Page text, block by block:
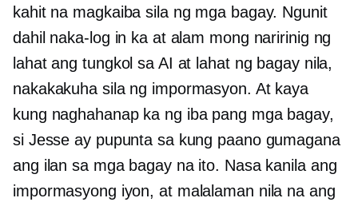
kahit na magkaiba sila ng mga bagay. Ngunit
dahil naka-log in ka at alam mong naririnig ng
lahat ang tungkol sa AI at lahat ng bagay nila,
nakakakuha sila ng impormasyon. At kaya
kung naghahanap ka ng iba pang mga bagay,
si Jesse ay pupunta sa kung paano gumagana
ang ilan sa mga bagay na ito. Nasa kanila ang
impormasyong iyon, at malalaman nila na ang